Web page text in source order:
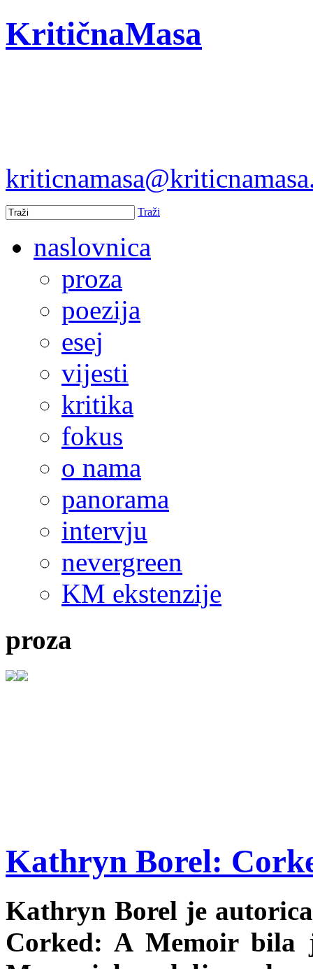
KritičnaMasa
Traži
naslovnica
proza
poezija
esej
vijesti
kritika
fokus
o nama
panorama
intervju
nevergreen
KM ekstenzije
proza
Kathryn Borel:
Kathryn Borel je
Corked: A Memoir bila